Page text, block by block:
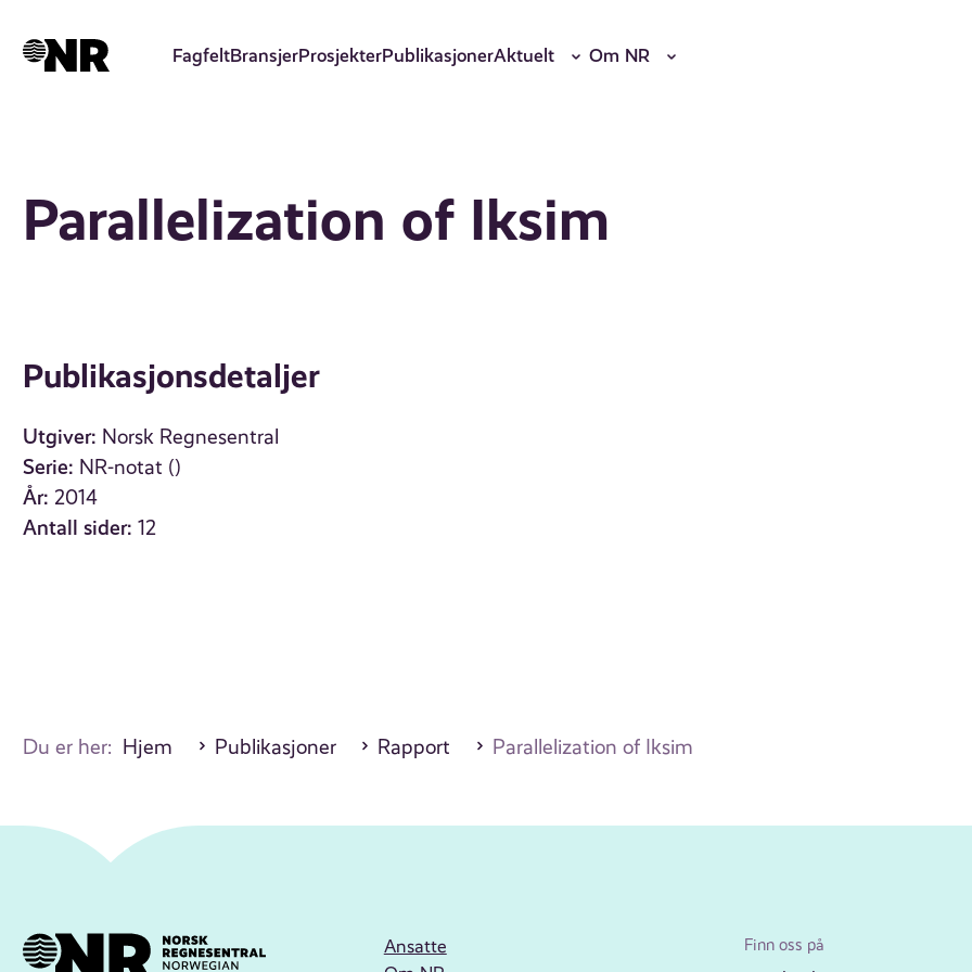
hovedinnhold
FagfeltBransjerProsjekterPublikasjonerAktuelt Om NR
Parallelization of Iksim
Publikasjonsdetaljer
Utgiver: Norsk Regnesentral
Serie: NR-notat ()
År: 2014
Antall sider: 12
Du er her: Hjem Publikasjoner Rapport Parallelization of Iksim
Ansatte
Finn oss på